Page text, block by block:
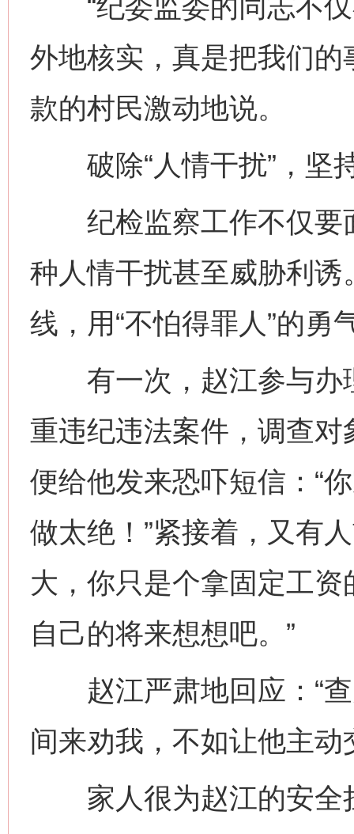
“纪委监委的同志不仅
外地核实，真是把我们的
款的村民激动地说。
破除“人情干扰”，坚
纪检监察工作不仅要
种人情干扰甚至威胁利
线，用“不怕得罪人”的勇
有一次，赵江参与办
重违纪违法案件，调查
便给他发来恐吓短信：“
做太绝！”紧接着，又有
大，你只是个拿固定工
自己的将来想想吧。”
赵江严肃地回应：“查
间来劝我，不如让他主
家人很为赵江的安全